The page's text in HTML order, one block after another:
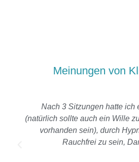
Meinungen von
Nach 3 Sitzungen hatte ich
(natürlich sollte auch ein Wille
vorhanden sein), durch
Rauchfrei zu sein,